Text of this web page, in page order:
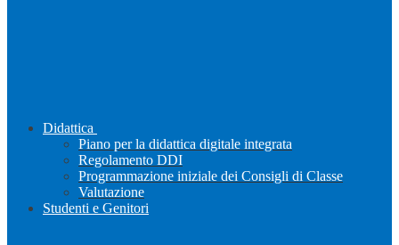
Didattica
Piano per la didattica digitale integrata
Regolamento DDI
Programmazione iniziale dei Consigli di Classe
Valutazione
Studenti e Genitori